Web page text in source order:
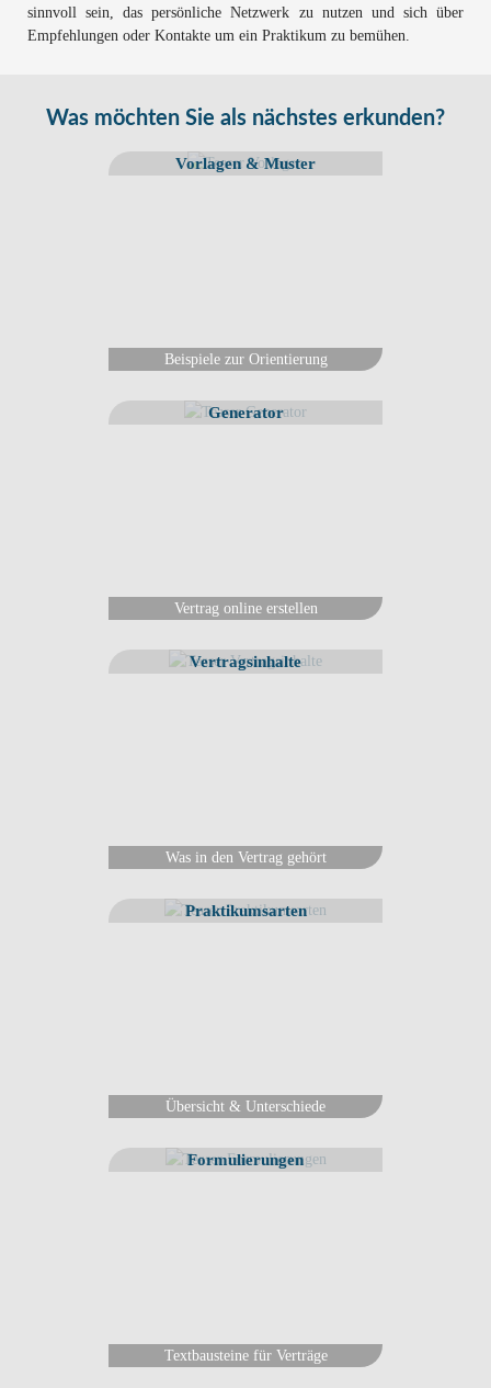
sinnvoll sein, das persönliche Netzwerk zu nutzen und sich über
Empfehlungen oder Kontakte um ein Praktikum zu bemühen.
Was möchten Sie als nächstes erkunden?
Vorlagen & Muster
Beispiele zur Orientierung
Generator
Vertrag online erstellen
Vertragsinhalte
Was in den Vertrag gehört
Praktikumsarten
Übersicht & Unterschiede
Formulierungen
Textbausteine für Verträge